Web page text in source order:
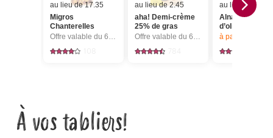
au lieu de 17.35
Migros
Chanterelles
Offre valable du 6.8 au 12.8.2026, jusqu’à épuisement du stock.
au lieu de 2.45
aha! Demi-crème
25% de gras
Offre valable du 6.8 au 12.8.2026, jusqu’à épuisement du stock.
au lieu de 8.50
Alnatura Bio
d’olive extra
à partir de 2
À vos tabliers!